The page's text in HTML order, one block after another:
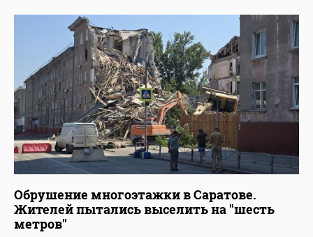
Обрушение многоэтажки в Саратове.
Жителей пытались выселить на "шесть
метров"